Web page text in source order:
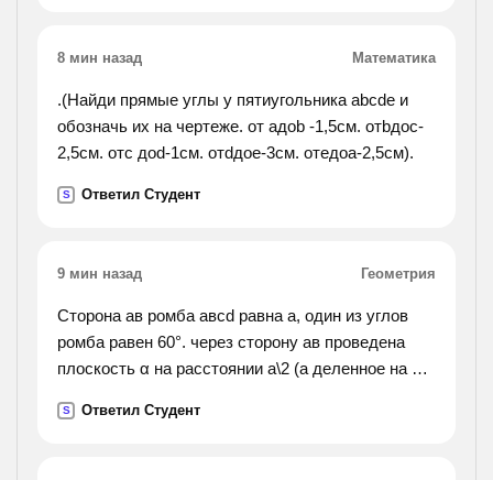
8 мин назад Математика
.(Найди прямые углы у пятиугольника abcde и
обозначь их на чертеже. от aдоb -1,5см. отbдоc-
2,5см. отc доd-1см. отdдоe-3см. отeдоa-2,5см).
S Ответил Студент
9 мин назад Геометрия
Сторона ав ромба авсd равна a, один из углов
ромба равен 60°. через сторону ав проведена
плоскость α на расстоянии a\2 (a деленное на 2)
плоскости α. б) покажите на рисунке линейный
S Ответил Студент